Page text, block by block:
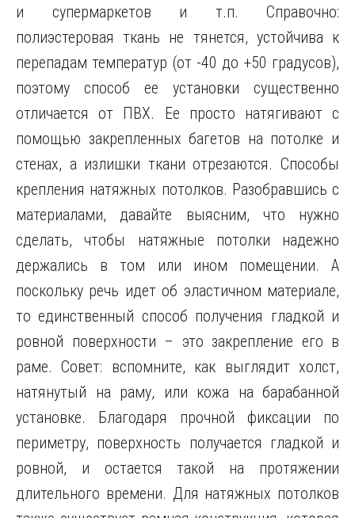
и супермаркетов и т.п. Справочно:
полиэстеровая ткань не тянется, устойчива к
перепадам температур (от -40 до +50 градусов),
поэтому способ ее установки существенно
отличается от ПВХ. Ее просто натягивают с
помощью закрепленных багетов на потолке и
стенах, а излишки ткани отрезаются. Способы
крепления натяжных потолков. Разобравшись с
материалами, давайте выясним, что нужно
сделать, чтобы натяжные потолки надежно
держались в том или ином помещении. А
поскольку речь идет об эластичном материале,
то единственный способ получения гладкой и
ровной поверхности – это закрепление его в
раме. Совет: вспомните, как выглядит холст,
натянутый на раму, или кожа на барабанной
установке. Благодаря прочной фиксации по
периметру, поверхность получается гладкой и
ровной, и остается такой на протяжении
длительного времени. Для натяжных потолков